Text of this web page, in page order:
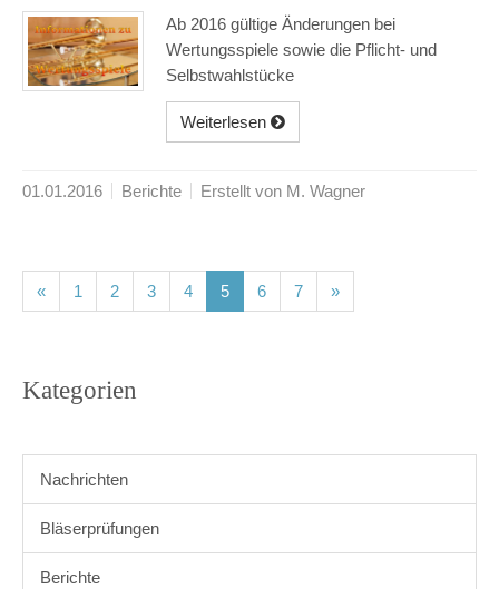
Ab 2016 gültige Änderungen bei
Wertungsspiele sowie die Pflicht- und
Selbstwahlstücke
Weiterlesen
01.01.2016 Berichte Erstellt von M. Wagner
« 1 (current)
2(current)
3(current)
4(current)
5(current)
6(current)
7(current)
»
Kategorien
Nachrichten
Bläserprüfungen
Berichte